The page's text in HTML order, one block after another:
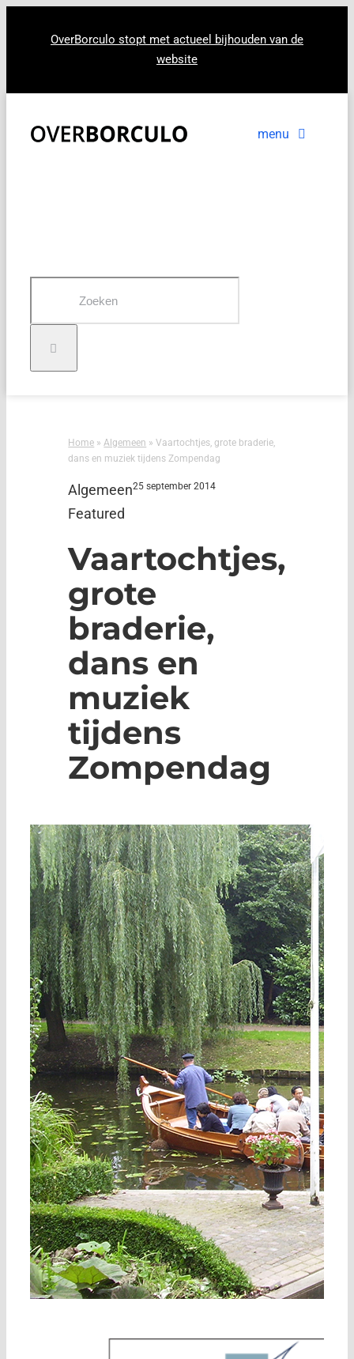
OverBorculo stopt met actueel bijhouden van de
website
menu
In beeld
Home »Algemeen »Vaartochtjes, grote braderie,
dans en muziek tijdens Zompendag
Algemeen
Featured
25 september 2014
Vaartochtjes,
grote
braderie,
dans en
muziek
tijdens
Zompendag